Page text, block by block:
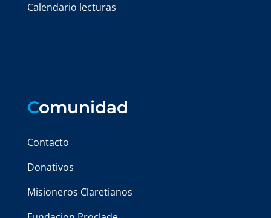
Calendario lecturas
Comunidad
Contacto
Donativos
Misioneros Claretianos